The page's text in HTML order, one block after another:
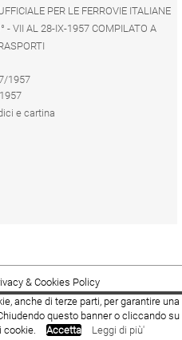
PER LE FERROVIE ITALIANE
- VII AL 28-IX-1957 COMPILATO A
1957
e cartina
& Cookies Policy
anche di terze parti, per garantire una
questo banner o cliccando su
Accetta Leggi di più'
Facebook
Youtube